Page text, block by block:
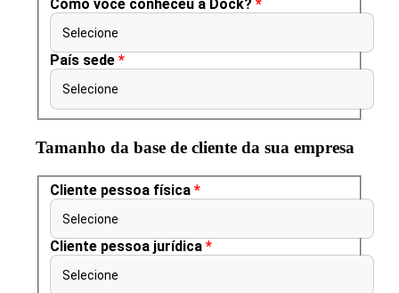
Como você conheceu a Dock? *
Selecione
País sede *
Selecione
Tamanho da base de cliente da sua empresa
Cliente pessoa física *
Selecione
Cliente pessoa jurídica *
Selecione